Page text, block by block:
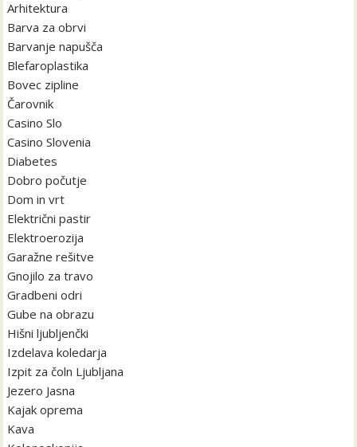
Arhitektura
Barva za obrvi
Barvanje napušča
Blefaroplastika
Bovec zipline
Čarovnik
Casino Slo
Casino Slovenia
Diabetes
Dobro počutje
Dom in vrt
Električni pastir
Elektroerozija
Garažne rešitve
Gnojilo za travo
Gradbeni odri
Gube na obrazu
Hišni ljubljenčki
Izdelava koledarja
Izpit za čoln Ljubljana
Jezero Jasna
Kajak oprema
Kava